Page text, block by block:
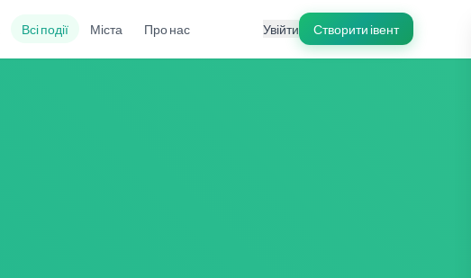
Всі події Міста Про нас Увійти Створити івент